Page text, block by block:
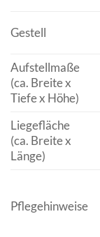
Gestell
Aufstellmaße
(ca. Breite x
Tiefe x Höhe)
Liegefläche
(ca. Breite x
Länge)
Pflegehinweise